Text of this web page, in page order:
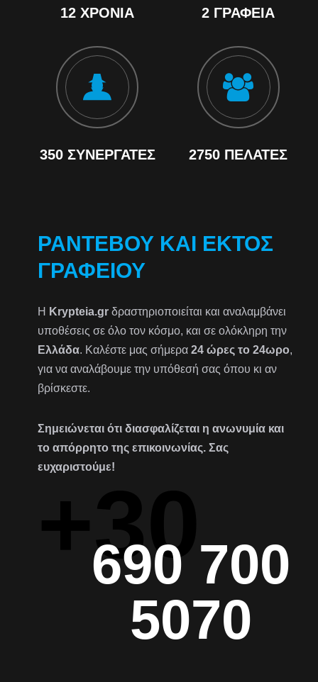
12 ΧΡΌΝΙΑ 2 ΓΡΑΦΕΊΑ
350 ΣΥΝΕΡΓΆΤΕΣ 2750 ΠΕΛΆΤΕΣ
ΡΑΝΤΕΒΟΎ ΚΑΙ ΕΚΤΌΣ
ΓΡΑΦΕΊΟΥ
Η Krypteia.gr δραστηριοποιείται και αναλαμβάνει
υποθέσεις σε όλο τον κόσμο, και σε ολόκληρη την
Ελλάδα. Καλέστε μας σήμερα24 ώρες το 24ωρο,
για να αναλάβουμε την υπόθεσή σας όπου κι αν
βρίσκεστε.
Σημειώνεται ότι διασφαλίζεται η ανωνυμία και
το απόρρητο της επικοινωνίας. Σας
ευχαριστούμε!
+30
690 700
5070